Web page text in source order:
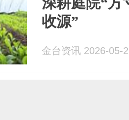
收源”
金台资讯 2026-05-